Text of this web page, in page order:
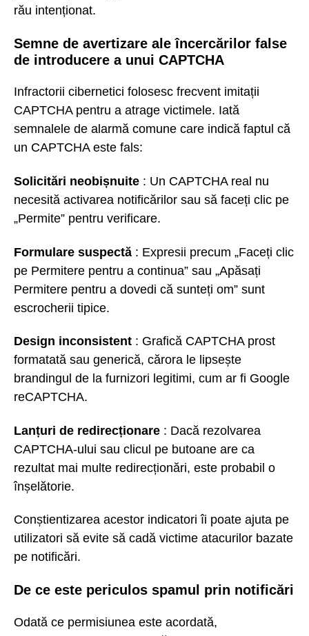
rău intenționat.
Semne de avertizare ale încercărilor false
de introducere a unui CAPTCHA
Infractorii cibernetici folosesc frecvent imitații
CAPTCHA pentru a atrage victimele. Iată
semnalele de alarmă comune care indică faptul că
un CAPTCHA este fals:
Solicitări neobișnuite : Un CAPTCHA real nu
necesită activarea notificărilor sau să faceți clic pe
„Permite” pentru verificare.
Formulare suspectă : Expresii precum „Faceți clic
pe Permitere pentru a continua” sau „Apăsați
Permitere pentru a dovedi că sunteți om” sunt
escrocherii tipice.
Design inconsistent : Grafică CAPTCHA prost
formatată sau generică, cărora le lipsește
brandingul de la furnizori legitimi, cum ar fi Google
reCAPTCHA.
Lanțuri de redirecționare : Dacă rezolvarea
CAPTCHA-ului sau clicul pe butoane are ca
rezultat mai multe redirecționări, este probabil o
înșelătorie.
Conștientizarea acestor indicatori îi poate ajuta pe
utilizatori să evite să cadă victime atacurilor bazate
pe notificări.
De ce este periculos spamul prin notificări
Odată ce permisiunea este acordată,